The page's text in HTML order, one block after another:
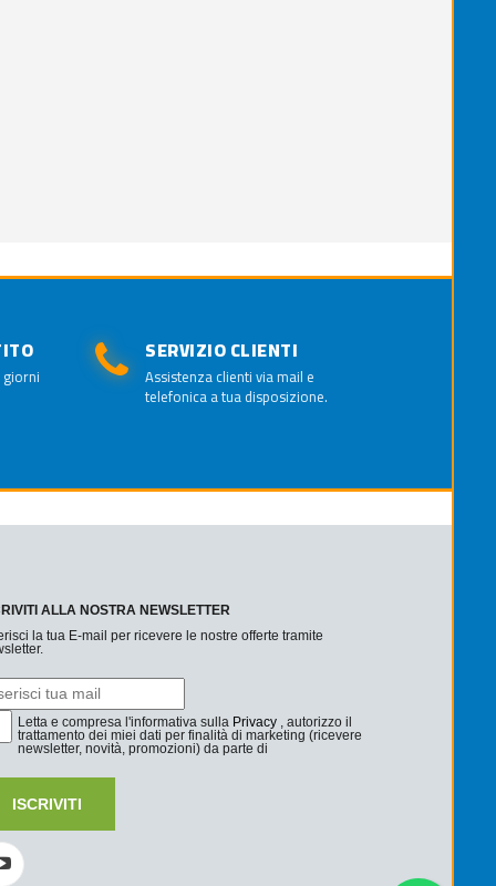
SERVIZIO CLIENTI
Assistenza clienti via mail e
telefonica a tua disposizione.
ALLA NOSTRA NEWSLETTER
la tua E-mail per ricevere le nostre offerte tramite
Letta e compresa l'informativa sulla Privacy , autorizzo il
trattamento dei miei dati per finalità di marketing (ricevere
newsletter, novità, promozioni) da parte di
ISCRIVITI